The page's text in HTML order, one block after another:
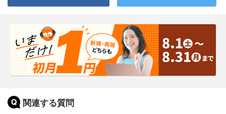
関連する質問